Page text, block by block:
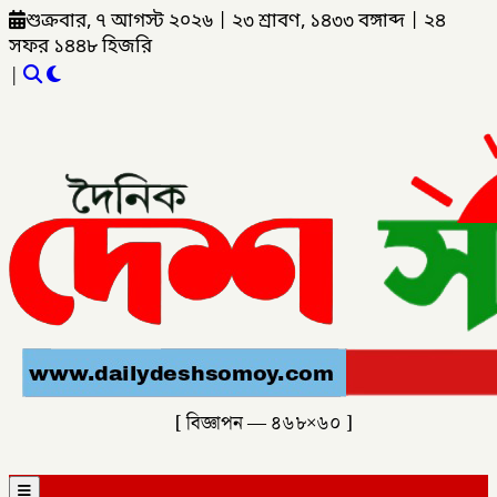
শুক্রবার, ৭ আগস্ট ২০২৬ ২৩ শ্রাবণ, ১৪৩৩ বঙ্গাব্দ
২৪
সফর ১৪৪৮ হিজরি
|
[ বিজ্ঞাপন — ৪৬৮×৬০ ]